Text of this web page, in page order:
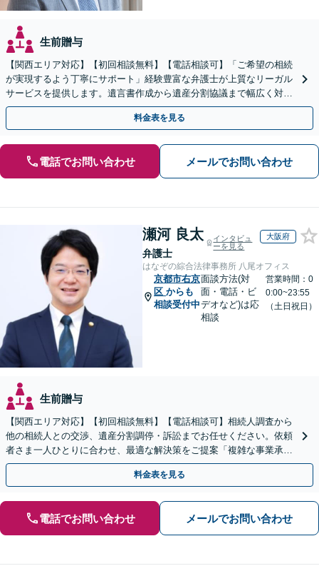
生前贈与
【関西エリア対応】【初回相談無料】【電話相談可】「ご希望の相続
が実現するよう丁寧にサポート」経験豊富な弁護士が上質なリーガル
サービスを提供します。遺言書作成から遺産分割協議まで幅広く対応
「他士業と連携してスムーズな解決」【休日・夜間相談可】
料金表を見る
電話でお問い合わせ メールでお問い合わせ
瀬河 良太
弁護士
インタビュ
ーを見る
大阪府
はなぞの綜合法律事務所 八尾オフィス
京都市右京
区 からも
相談受付中
面談方法(対
面・電話・ビ
デオなど)は応
相談
営業時間：0
0:00~23:55
（土日祝日）
生前贈与
【関西エリア対応】【初回相談無料】【電話相談可】相続人調査から
他の相続人との交渉、遺産分割調停・訴訟までお任せください。依頼
者さま一人ひとりに合わせ、最適な解決策をご提案「複雑な事業承
継、不動産相続など」【完全個室対応】【休日・夜間相談可】
料金表を見る
電話でお問い合わせ メールでお問い合わせ